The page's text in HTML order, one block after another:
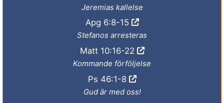
Jeremias kallelse
Apg 6:8-15
Stefanos arresteras
Matt 10:16-22
Kommande förföljelse
Ps 46:1-8
Gud är med oss!